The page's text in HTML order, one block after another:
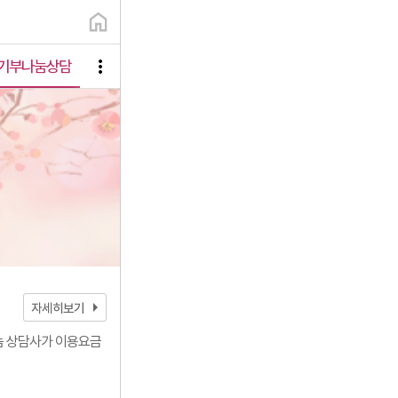
부나눔상담
자세히보기 arrow_right
상담사가 이용요금